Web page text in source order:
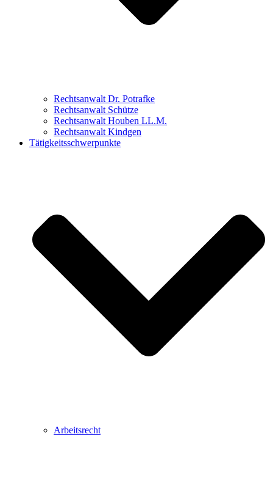
Rechtsanwalt Dr. Potrafke
Rechtsanwalt Schütze
Rechtsanwalt Houben LL.M.
Rechtsanwalt Kindgen
Tätigkeitsschwerpunkte
Arbeitsrecht